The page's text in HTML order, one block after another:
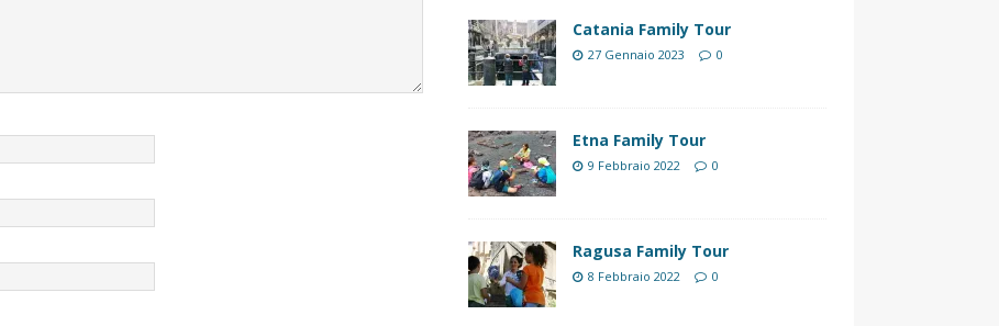
Catania Family Tour
27 Gennaio 2023 0
Etna Family Tour
9 Febbraio 2022 0
Ragusa Family Tour
8 Febbraio 2022 0